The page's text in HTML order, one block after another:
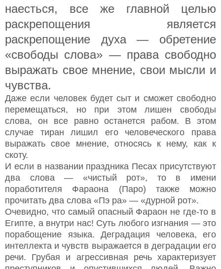
наесться, все же главной целью
раскрепощения является
раскрепощение духа — обретение
«свободы слова» — права свободно
выражать свое мнение, свои мысли и
чувства.
Даже если человек будет сыт и сможет свободно
перемещаться, но при этом лишен свободы
слова, он все равно останется рабом. В этом
случае тиран лишил его человеческого права
выражать свое мнение, относясь к нему, как к
скоту.
И если в названии праздника Песах присутствуют
два слова — «чистый рот», то в имени
поработителя Фараона (Паро) также можно
прочитать два слова «Пэ ра» — «дурной рот».
Очевидно, что самый опасный Фараон не где-то в
Египте, а внутри нас! Суть любого изгнания — это
порабощение языка. Деградация человека, его
интеллекта и чувств выражается в деградации его
речи. Грубая и агрессивная речь характеризует